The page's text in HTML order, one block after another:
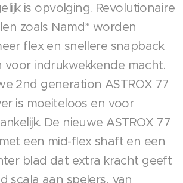
is opvolging. Revolutionaire
zoals Namd* worden
flex en snellere snapback
indrukwekkende macht.
2nd generation ASTROX 77
is moeiteloos en voor
De nieuwe ASTROX 77
een mid-flex shaft en een
blad dat extra kracht geeft
scala aan spelers, van